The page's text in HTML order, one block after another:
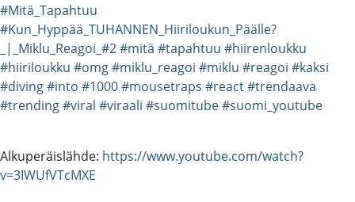
#Mitä_Tapahtuu
#Kun_Hyppää_TUHANNEN_Hiiriloukun_Päälle?
_|_Miklu_Reagoi_#2#mitä #tapahtuu #hiirenloukku
#hiiriloukku #omg#miklu_reagoi #miklu #reagoi #kaksi
#diving#into #1000#mousetraps #react#trendaava
#trending#viral #viraali #suomitube#suomi_youtube
Alkuperäislähde: https://www.youtube.com/watch?
v=3IWUfVTcMXE